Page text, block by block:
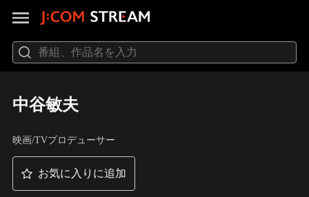
中谷敏夫
映画/TVプロデューサー
お気に入りに追加